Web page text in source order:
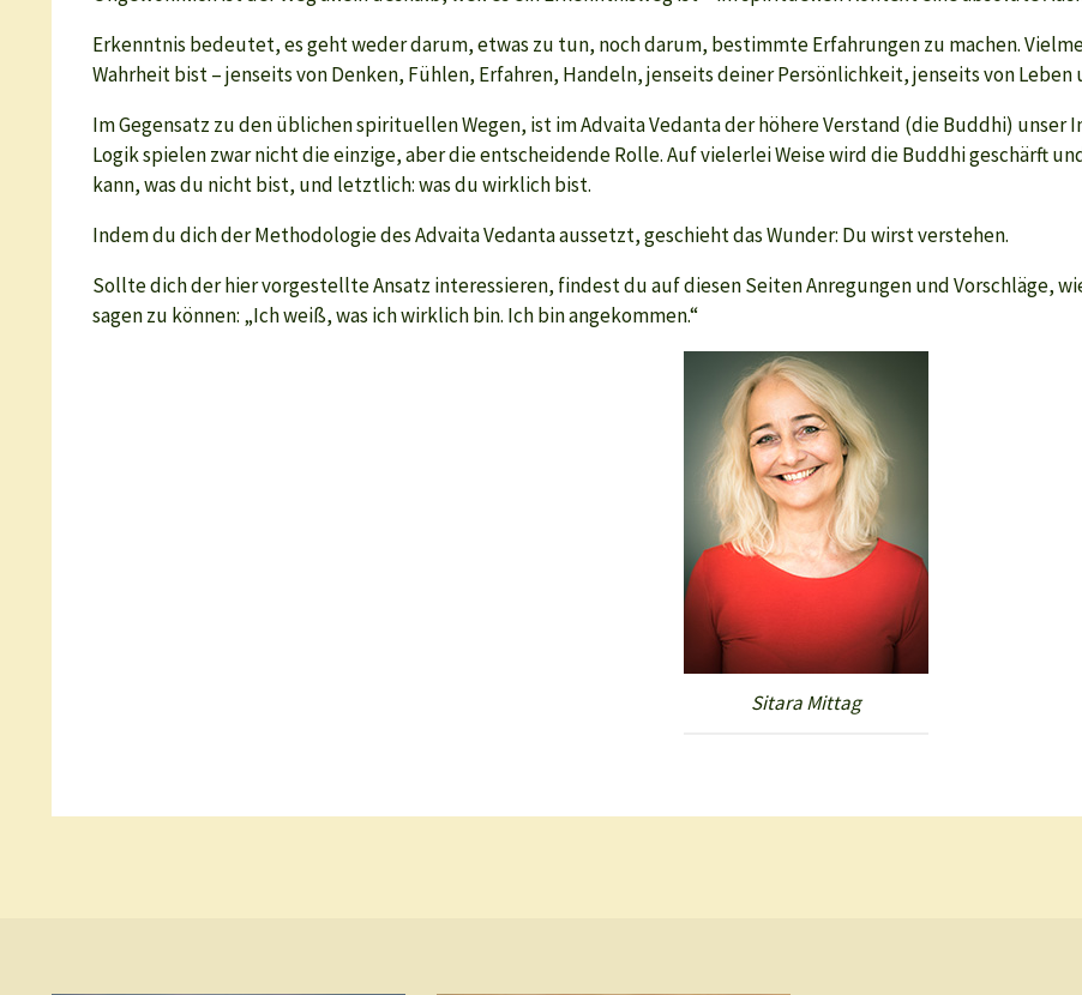
Erkenntnis bedeutet, es geht weder darum, etwas zu tun, noch darum, bestimmte Erfahrungen zu machen.
Wahrheit bist – jenseits von Denken, Fühlen, Erfahren, Handeln, jenseits deiner Persönlichkeit, jenseits von Leben
Im Gegensatz zu den üblichen spirituellen Wegen, ist im Advaita Vedanta der höhere Verstand (die Buddhi)
Logik spielen zwar nicht die einzige, aber die entscheidende Rolle. Auf vielerlei Weise wird die Buddhi geschärft
kann, was du nicht bist, und letztlich: was du wirklich bist.
Indem du dich der Methodologie des Advaita Vedanta aussetzt, geschieht das Wunder: Du wirst verstehen.
Sollte dich der hier vorgestellte Ansatz interessieren, findest du auf diesen Seiten Anregungen und Vorschläge,
sagen zu können: „Ich weiß, was ich wirklich bin. Ich bin angekommen.“
Sitara Mittag